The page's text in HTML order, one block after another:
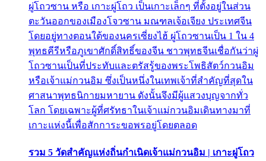
ผู่โถวซาน หรือ เกาะผู่โถว เป็นเกาะเล็กๆ ที่ตั้งอยู่ในส่วน
ตะวันออกของเมืองโจวซาน มณฑลเจ้อเจียง ประเทศจีน
โดยอยู่ทางตอนใต้ของนครเซี่ยงไฮ้ ผู่โถวซานเป็น 1 ใน 4
พุทธคีรีหรือภูเขาศักดิ์สิทธิ์ของจีน ชาวพุทธจีนเชื่อกันว่าผู่
โถวซานเป็นที่ประทับและตรัสรู้ของพระโพธิสัตว์กวนอิม
หรือเจ้าแม่กวนอิม ซึ่งเป็นหนึ่งในเทพเจ้าที่สำคัญที่สุดใน
ศาสนาพุทธนิกายมหายาน ดังนั้นจึงมีผู้แสวงบุญจากทั่ว
โลก โดยเฉพาะผู้ที่ศรัทธาในเจ้าแม่กวนอิมเดินทางมาที่
เกาะแห่งนี้เพื่อสักการะขอพรอยู่โดยตลอด
รวม 5 วัดสำคัญแห่งถิ่นกำเนิดเจ้าแม่กวนอิม | เกาะผู่โถว